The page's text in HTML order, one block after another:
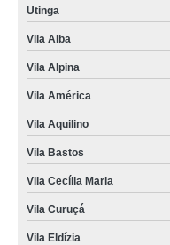
Utinga
Vila Alba
Vila Alpina
Vila América
Vila Aquilino
Vila Bastos
Vila Cecília Maria
Vila Curuçá
Vila Eldízia